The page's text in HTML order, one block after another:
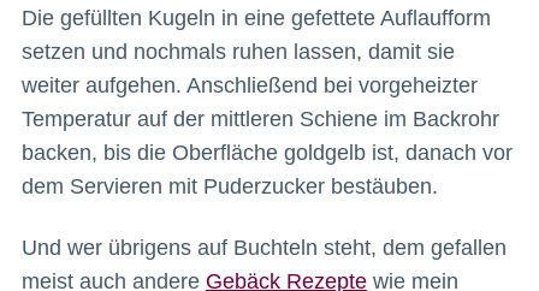
Die gefüllten Kugeln in eine gefettete Auflaufform
setzen und nochmals ruhen lassen, damit sie
weiter aufgehen. Anschließend bei vorgeheizter
Temperatur auf der mittleren Schiene im Backrohr
backen, bis die Oberfläche goldgelb ist, danach vor
dem Servieren mit Puderzucker bestäuben.
Und wer übrigens auf Buchteln steht, dem gefallen
meist auch andere Gebäck Rezeptewie mein